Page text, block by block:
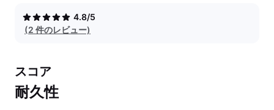
4.8/5
(2 件のレビュー)
スコア
耐久性